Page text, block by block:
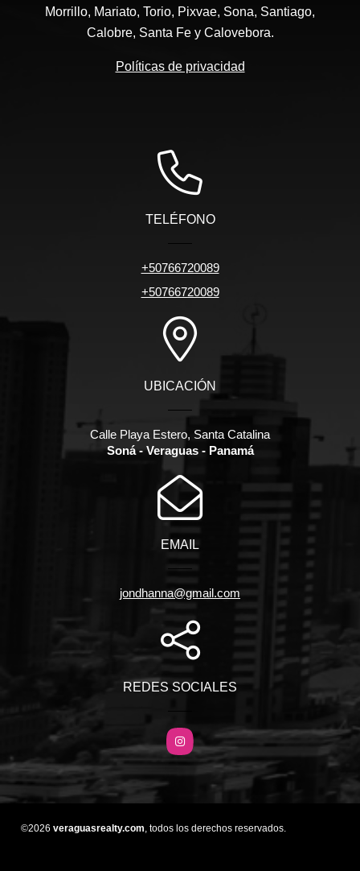
Morrillo, Mariato, Torio, Pixvae, Sona, Santiago,
Calobre, Santa Fe y Calovebora.
Políticas de privacidad
TELÉFONO
+50766720089
+50766720089
UBICACIÓN
Calle Playa Estero, Santa Catalina
Soná - Veraguas - Panamá
EMAIL
jondhanna@gmail.com
REDES SOCIALES
Instagram
©2026 veraguasrealty.com, todos los derechos reservados.